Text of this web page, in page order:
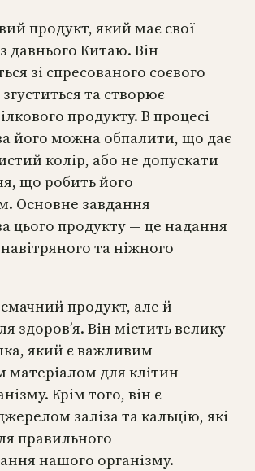
продукт, який має свої
давнього Китаю. Він
зі спресованого соєвого
та створює
продукту. В процесі
його можна обпалити, що дає
колір, або не допускати
що робить його
Основне завдання
цього продукту — це надання
та ніжного
продукт, але й
здоров’я. Він містить велику
який є важливим
матеріалом для клітин
Крім того, він є
заліза та кальцію, які
правильного
нашого організму.